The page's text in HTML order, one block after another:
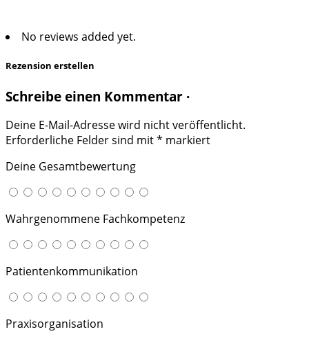
No reviews added yet.
Rezension erstellen
Schreibe einen Kommentar ·
Deine E-Mail-Adresse wird nicht veröffentlicht.
Erforderliche Felder sind mit* markiert
Deine Gesamtbewertung
Wahrgenommene Fachkompetenz
Patientenkommunikation
Praxisorganisation